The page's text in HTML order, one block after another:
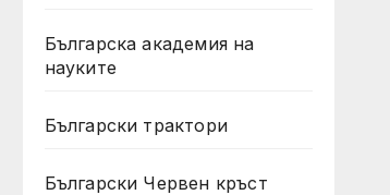
Българска академия на
науките
Български трактори
Български Червен кръст